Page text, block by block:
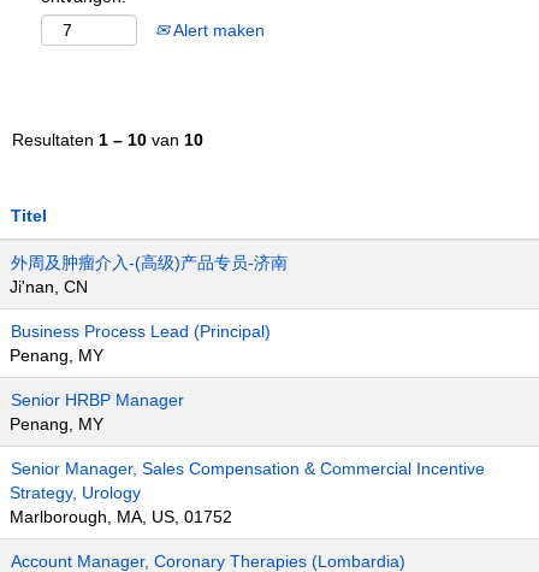
Alert maken
Resultaten 1 – 10 van 10
Titel
外周及肿瘤介入-(高级)产品专员-济南
Ji'nan, CN
Business Process Lead (Principal)
Penang, MY
Senior HRBP Manager
Penang, MY
Senior Manager, Sales Compensation & Commercial Incentive
Strategy, Urology
Marlborough, MA, US, 01752
Account Manager, Coronary Therapies (Lombardia)